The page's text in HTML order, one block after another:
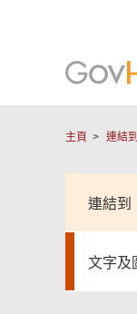
主頁 連結
連結到
文字及